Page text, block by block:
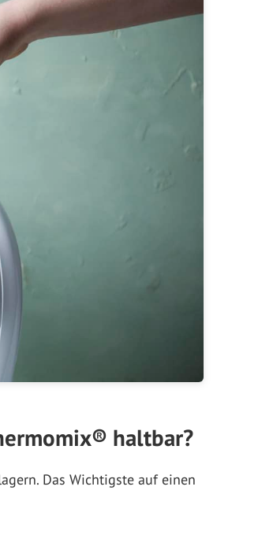
haltbar?
Das Wichtigste auf einen